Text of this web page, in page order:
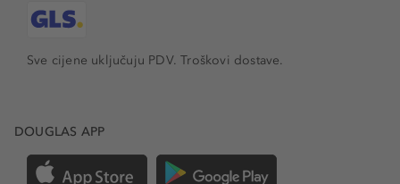
Sve cijene uključuju PDV.Troškovi dostave.
DOUGLAS APP